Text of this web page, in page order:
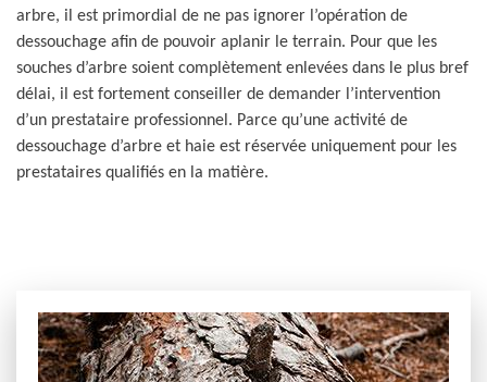
arbre, il est primordial de ne pas ignorer l’opération de
dessouchage afin de pouvoir aplanir le terrain. Pour que les
souches d’arbre soient complètement enlevées dans le plus bref
délai, il est fortement conseiller de demander l’intervention
d’un prestataire professionnel. Parce qu’une activité de
dessouchage d’arbre et haie est réservée uniquement pour les
prestataires qualifiés en la matière.